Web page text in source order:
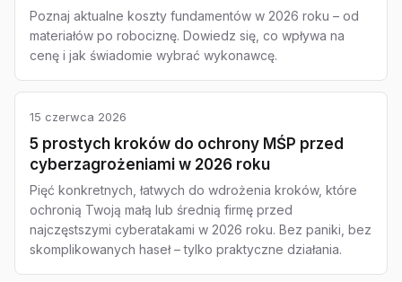
Poznaj aktualne koszty fundamentów w 2026 roku – od
materiałów po robociznę. Dowiedz się, co wpływa na
cenę i jak świadomie wybrać wykonawcę.
15 czerwca 2026
5 prostych kroków do ochrony MŚP przed
cyberzagrożeniami w 2026 roku
Pięć konkretnych, łatwych do wdrożenia kroków, które
ochronią Twoją małą lub średnią firmę przed
najczęstszymi cyberatakami w 2026 roku. Bez paniki, bez
skomplikowanych haseł – tylko praktyczne działania.